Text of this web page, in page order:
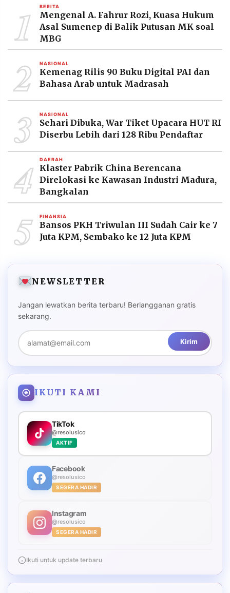
1 BERITA
Mengenal A. Fahrur Rozi, Kuasa Hukum
Asal Sumenep di Balik Putusan MK soal
MBG
2 NASIONAL
Kemenag Rilis 90 Buku Digital PAI dan
Bahasa Arab untuk Madrasah
3 NASIONAL
Sehari Dibuka, War Tiket Upacara HUT RI
Diserbu Lebih dari 128 Ribu Pendaftar
4 DAERAH
Klaster Pabrik China Berencana
Direlokasi ke Kawasan Industri Madura,
Bangkalan
5 FINANSIA
Bansos PKH Triwulan III Sudah Cair ke 7
Juta KPM, Sembako ke 12 Juta KPM
NEWSLETTER
Jangan lewatkan berita terbaru! Berlangganan gratis
sekarang.
Kirim
IKUTI KAMI
TikTok
@resolusico
AKTIF
Facebook
@resolusico
SEGERA HADIR
Instagram
@resolusico
SEGERA HADIR
Ikuti untuk update terbaru